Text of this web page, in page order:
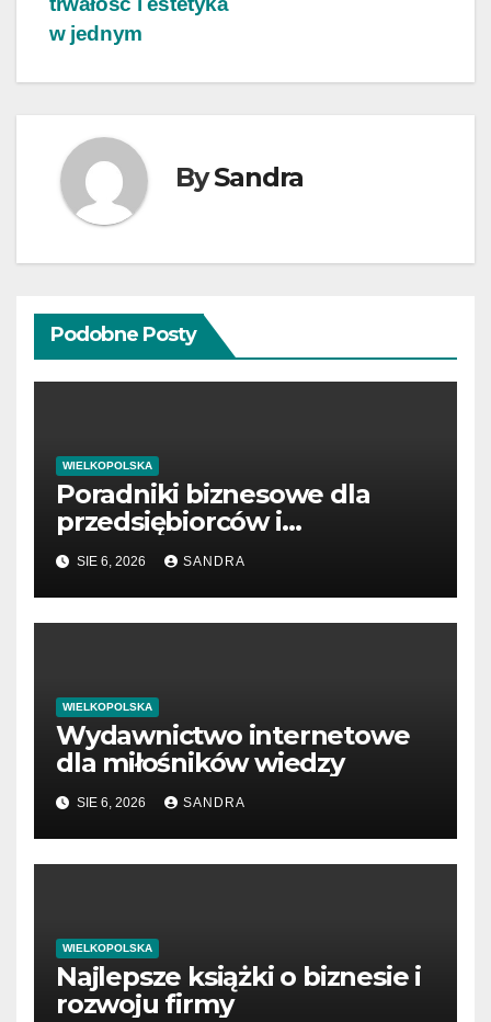
w jednym
BySandra
Podobne Posty
WIELKOPOLSKA
Poradniki biznesowe dla
przedsiębiorców i
menedżerów
SIE 6, 2026 SANDRA
WIELKOPOLSKA
Wydawnictwo internetowe
dla miłośników wiedzy
SIE 6, 2026 SANDRA
WIELKOPOLSKA
Najlepsze książki o biznesie i
rozwoju firmy